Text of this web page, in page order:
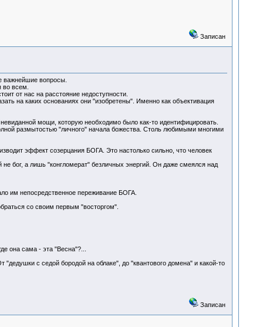
Записан
важнейшие вопросы.
во всем.
от нас на расстояние недоступности.
на каких основаниях они "изобретены". Именно как объективация
мощи, которую необходимо было как-то идентифицировать.
размытостью "личного" начала божества. Столь любимыми многими
эффект созерцания БОГА. Это настолько сильно, что человек
бог, а лишь "конгломерат" безличных энергий. Он даже смеялся над
им непосредственное переживание БОГА.
со своим первым "восторгом".
она сама - эта "Весна"?...
с седой бородой на облаке", до "квантового домена" и какой-то
Записан